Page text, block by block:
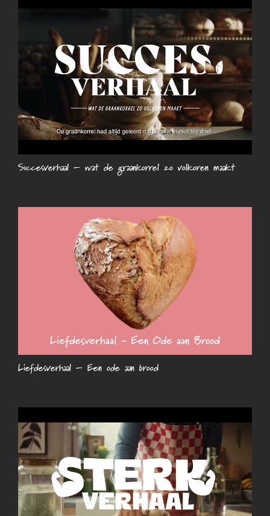
Succesverhaal – wat de graankorrel zo volkoren maakt
Liefdesverhaal – Een ode aan brood